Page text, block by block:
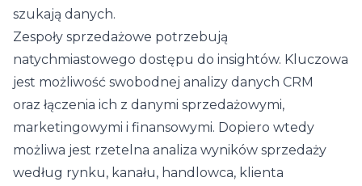
szukają danych.
Zespoły sprzedażowe potrzebują
natychmiastowego dostępu do insightów. Kluczowa
jest możliwość swobodnej analizy danych CRM
oraz łączenia ich z danymi sprzedażowymi,
marketingowymi i finansowymi. Dopiero wtedy
możliwa jest rzetelna analiza wyników sprzedaży
według rynku, kanału, handlowca, klienta